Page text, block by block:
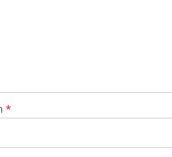
*